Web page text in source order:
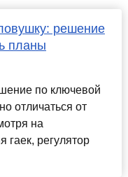
решение
планы
по ключевой
отличаться от
на
гаек, регулятор